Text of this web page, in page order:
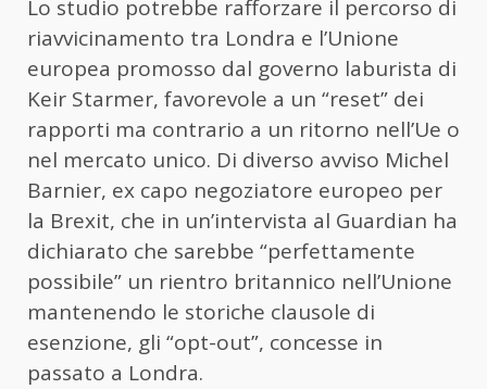
Lo studio potrebbe rafforzare il percorso di
riavvicinamento tra Londra e l’Unione
europea promosso dal governo laburista di
Keir Starmer, favorevole a un “reset” dei
rapporti ma contrario a un ritorno nell’Ue o
nel mercato unico. Di diverso avviso Michel
Barnier, ex capo negoziatore europeo per
la Brexit, che in un’intervista al Guardian ha
dichiarato che sarebbe “perfettamente
possibile” un rientro britannico nell’Unione
mantenendo le storiche clausole di
esenzione, gli “opt-out”, concesse in
passato a Londra.